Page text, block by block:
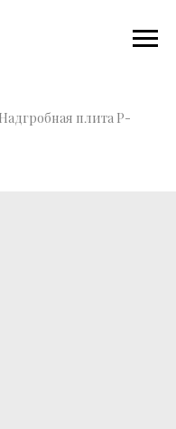
Надгробная плита P-